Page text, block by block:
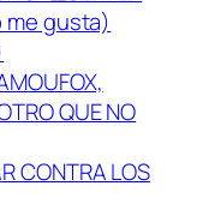
gusta)
QUE NO
CONTRA LOS